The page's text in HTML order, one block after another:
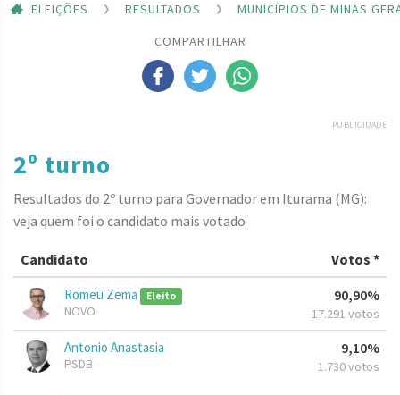
ELEIÇÕES RESULTADOS
MUNICÍPIOS DE MINAS
COMPARTILHAR
PUBLICIDADE
2º turno
Resultados do 2º turno para Governador em Iturama (MG):
veja quem foi o candidato mais votado
Candidato Votos *
Romeu Zema Eleito
NOVO
90,90%
17.291 votos
Antonio Anastasia
PSDB
9,10%
1.730 votos